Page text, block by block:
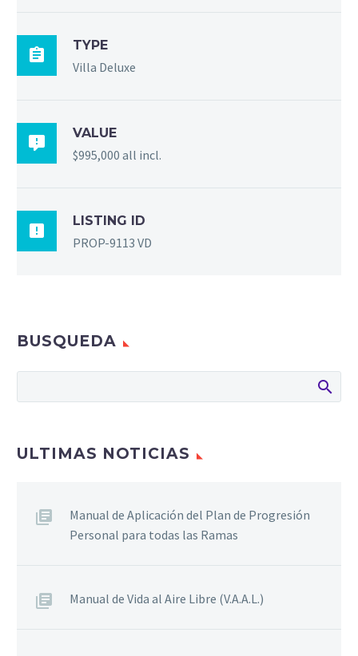

TYPE
Villa Deluxe

VALUE
$995,000 all incl.

LISTING ID
PROP-9113 VD
BUSQUEDA
ULTIMAS NOTICIAS
Manual de Aplicación del Plan de Progresión
Personal para todas las Ramas
Manual de Vida al Aire Libre (V.A.A.L.)